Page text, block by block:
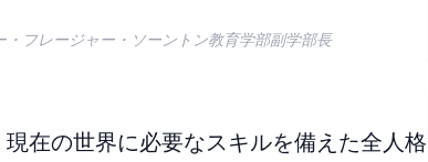
フレージャー・ソーントン教育学部副学部長
在の世界に必要なスキルを備えた全人格